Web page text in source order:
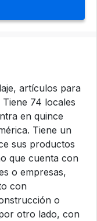
artículos para
74 locales
en quince
Tiene un
sus productos
que cuenta con
o empresas,
con
o
otro lado, con